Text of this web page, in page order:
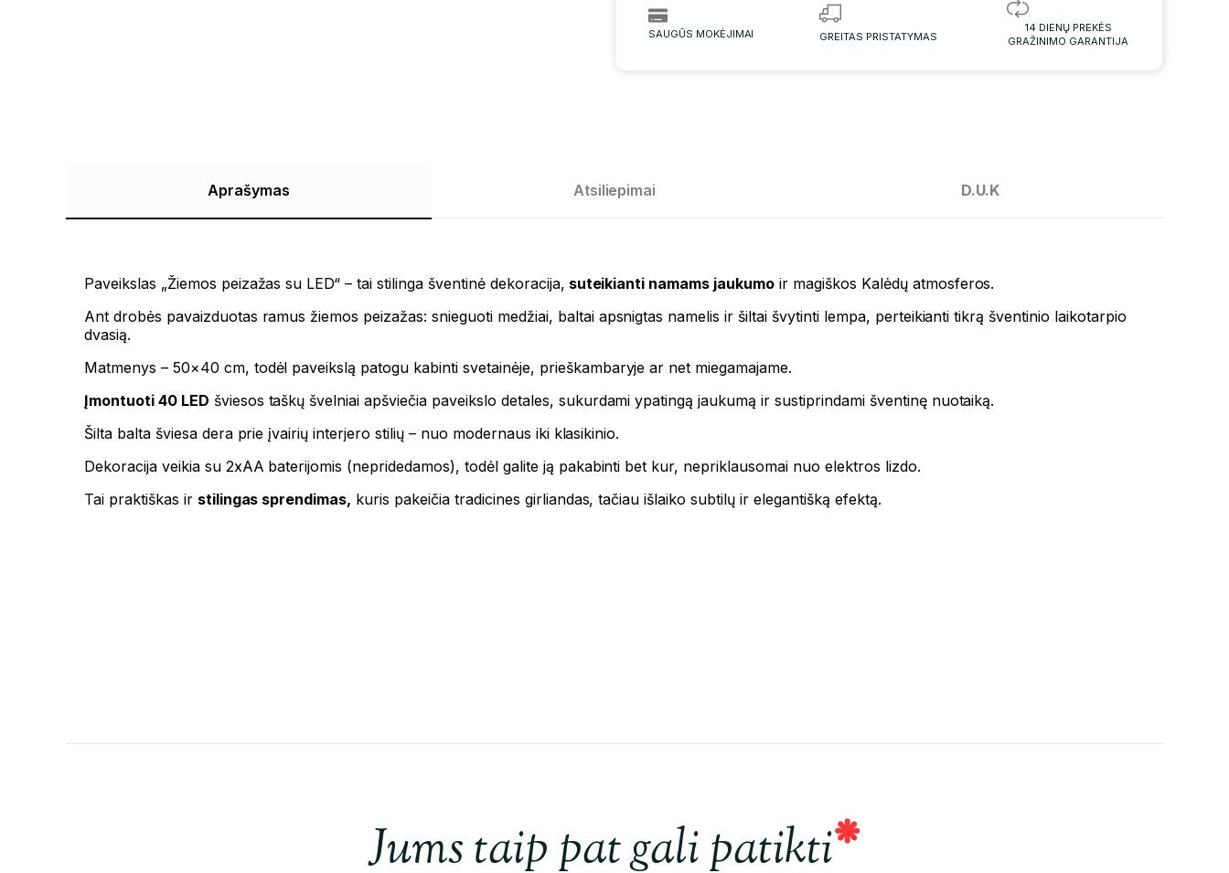
SAUGŪS MOKĖJIMAI GREITAS PRISTATYMAS
14 DIENŲ PREKĖS
GRAŽINIMO GARANTIJA
Aprašymas Atsiliepimai D.U.K
Paveikslas „Žiemos peizažas su LED“ – tai stilinga šventinė dekoracija, suteikianti namams jaukumo ir magiškos Kalėdų atmosferos.
Ant drobės pavaizduotas ramus žiemos peizažas: snieguoti medžiai, baltai apsnigtas namelis ir šiltai švytinti lempa, perteikianti tikrą šventinio laikotarpio
dvasią.
Matmenys – 50×40 cm, todėl paveikslą patogu kabinti svetainėje, prieškambaryje ar net miegamajame.
Įmontuoti 40 LED šviesos taškų švelniai apšviečia paveikslo detales, sukurdami ypatingą jaukumą ir sustiprindami šventinę nuotaiką.
Šilta balta šviesa dera prie įvairių interjero stilių – nuo modernaus iki klasikinio.
Dekoracija veikia su 2xAA baterijomis (nepridedamos), todėl galite ją pakabinti bet kur, nepriklausomai nuo elektros lizdo.
Tai praktiškas ir stilingas sprendimas, kuris pakeičia tradicines girliandas, tačiau išlaiko subtilų ir elegantišką efektą.
Jums taip pat gali patikti